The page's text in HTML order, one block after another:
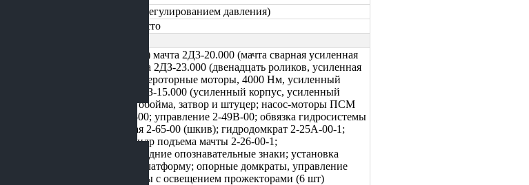
425/85 R21 (пневматические, с регулированием давления)
ДОМ, ДЗК, АБС, 1 спальное место
платформа (усиленная, швеллер) мачта 2Д3-20.000 (мачта сварная усиленная
фермовой конструкции); каретка 2ДЗ-23.000 (двенадцать роликов, усиленная
рама каретки); вращатель 2Д3 (героторные моторы, 4000 Нм, усиленный
шпиндельный вал), элеватор 2ДЗ-15.000 (усиленный корпус, усиленный
шпиндельный вал, усиленная обойма, затвор и штуцер; насос-моторы ПСМ
310.4.112; опора мачты 2-27А-00; управление 2-49В-00; обвязка гидросистемы
2-45Г-000; коробка раздаточная 2-65-00 (шкив); гидродомкрат 2-25А-00-1;
талевая система 2-34-00; цилиндр подъема мачты 2-26-00-1;
электрооборудование 2-48-00; задние опознавательные знаки; установка
боковых светоотражателей на платформу; опорные домкраты, управление
кранами; ограждение платформы с освещением прожекторами (6 шт)